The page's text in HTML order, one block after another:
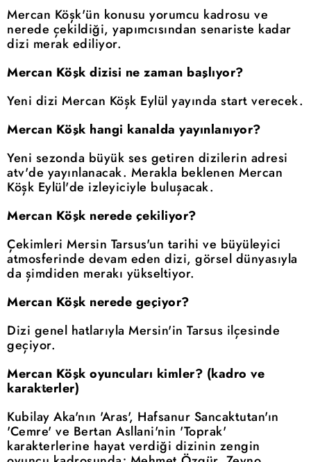
Mercan Köşk'ün konusu yorumcu kadrosu ve
nerede çekildiği, yapımcısından senariste kadar
dizi merak ediliyor.
Mercan Köşk dizisi ne zaman başlıyor?
Yeni dizi Mercan Köşk Eylül yayında start verecek.
Mercan Köşk hangi kanalda yayınlanıyor?
Yeni sezonda büyük ses getiren dizilerin adresi
atv'de yayınlanacak. Merakla beklenen Mercan
Köşk Eylül'de izleyiciyle buluşacak.
Mercan Köşk nerede çekiliyor?
Çekimleri Mersin Tarsus'un tarihi ve büyüleyici
atmosferinde devam eden dizi, görsel dünyasıyla
da şimdiden merakı yükseltiyor.
Mercan Köşk nerede geçiyor?
Dizi genel hatlarıyla Mersin'in Tarsus ilçesinde
geçiyor.
Mercan Köşk oyuncuları kimler? (kadro ve
karakterler)
Kubilay Aka'nın 'Aras', Hafsanur Sancaktutan'ın
'Cemre' ve Bertan Asllani'nin 'Toprak'
karakterlerine hayat verdiği dizinin zengin